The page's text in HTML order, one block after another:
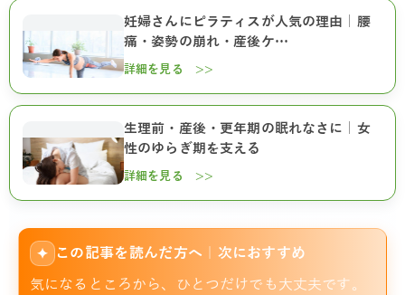
妊婦さんにピラティスが人気の理由｜腰
痛・姿勢の崩れ・産後ケ…
詳細を見る >>
生理前・産後・更年期の眠れなさに｜女
性のゆらぎ期を支える
詳細を見る >>
✦ この記事を読んだ方へ｜次におすすめ
気になるところから、ひとつだけでも大丈夫です。